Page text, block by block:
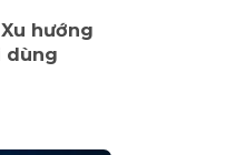
hướng
dùng